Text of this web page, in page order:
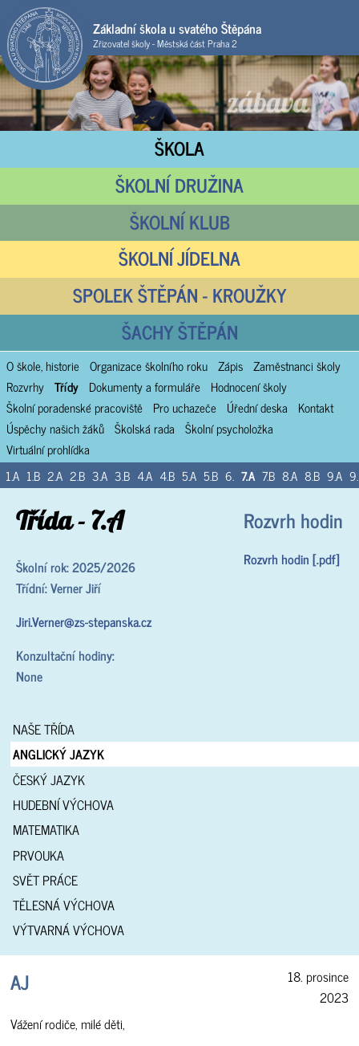
Základní škola u svatého Štěpána
Zřizovatel školy - Městská část Praha 2
ŠKOLA
ŠKOLNÍ DRUŽINA
ŠKOLNÍ KLUB
ŠKOLNÍ JÍDELNA
SPOLEK ŠTĚPÁN - KROUŽKY
ŠACHY ŠTĚPÁN
O škole, historie Organizace školního roku Zápis Zaměstnanci školy
Rozvrhy Třídy Dokumenty a formuláře
Hodnocení školy
Školní poradenské pracoviště
Pro uchazeče Úřední deska
Kontakt
Úspěchy našich žáků Školská rada Školní psycholožka
Virtuální prohlídka
1.A 1.B 2.A 2.B 3.A 3.B 4.A 4.B 5.A 5.B 6. 7.A 7.B 8.A 8.B 9.A
Rozvrh hodin
Rozvrh hodin [.pdf]
Třída - 7.A
Školní rok: 2025/2026
Třídní: Verner Jiří
Jiri.Verner@zs-stepanska.cz
Konzultační hodiny:
None
NAŠE TŘÍDA
ANGLICKÝ JAZYK
ČESKÝ JAZYK
HUDEBNÍ VÝCHOVA
MATEMATIKA
PRVOUKA
SVĚT PRÁCE
TĚLESNÁ VÝCHOVA
VÝTVARNÁ VÝCHOVA
AJ
Vážení rodiče, milé děti,
18. prosince
2023